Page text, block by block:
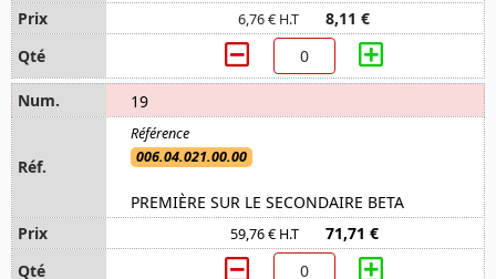
6,76 € H.T 8,11 €
19
006.04.021.00.00
PREMIÈRE SUR LE SECONDAIRE BETA
59,76 € H.T 71,71 €